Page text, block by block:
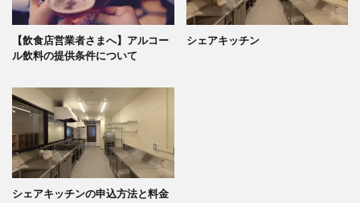
【飲食店営業者さまへ】アルコー
ル飲料の提供条件について
シェアキッチン
シェアキッチンの申込方法と料金